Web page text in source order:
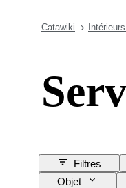
Catawiki
Filtres
Objet